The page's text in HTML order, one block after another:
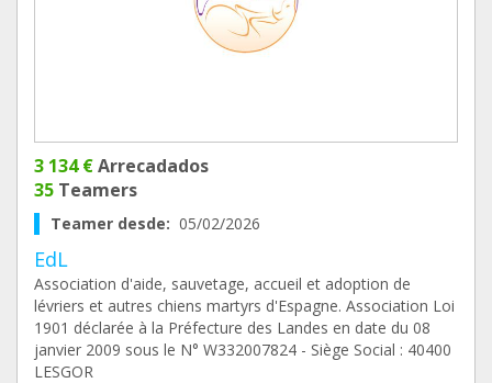
3 134 €Arrecadados
35 Teamers
Teamer desde: 05/02/2026
EdL
Association d'aide, sauvetage, accueil et adoption de
lévriers et autres chiens martyrs d'Espagne. Association Loi
1901 déclarée à la Préfecture des Landes en date du 08
janvier 2009 sous le N° W332007824 - Siège Social : 40400
LESGOR